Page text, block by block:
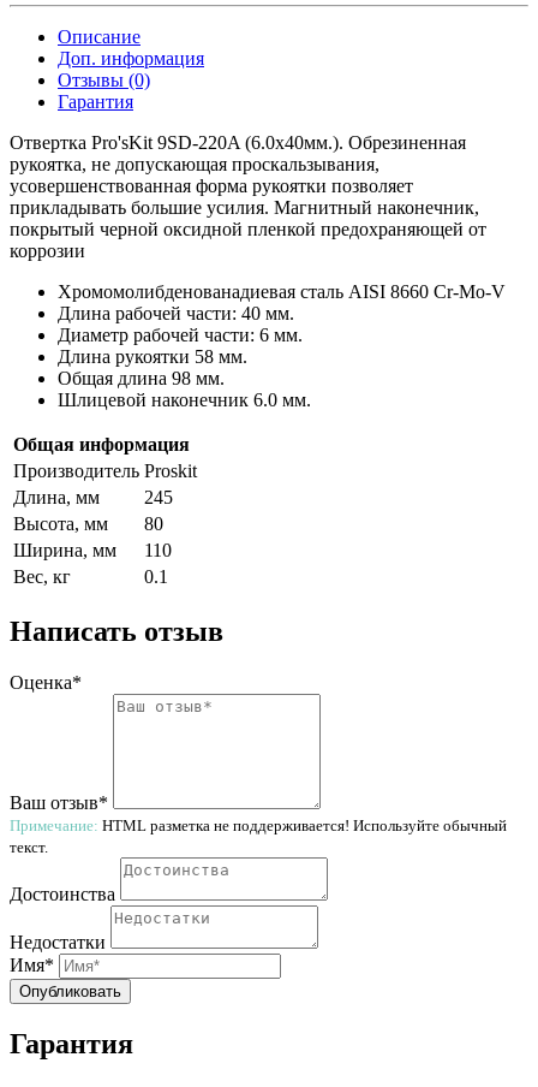
Описание
Доп. информация
Отзывы (0)
Гарантия
Отвертка Pro'sKit 9SD-220A (6.0x40мм.). Обрезиненная
рукоятка, не допускающая проскальзывания,
усовершенствованная форма рукоятки позволяет
прикладывать большие усилия. Магнитный наконечник,
покрытый черной оксидной пленкой предохраняющей от
коррозии
Хромомолибденованадиевая сталь AISI 8660 Cr-Mo-V
Длина рабочей части: 40 мм.
Диаметр рабочей части: 6 мм.
Длина рукоятки 58 мм.
Общая длина 98 мм.
Шлицевой наконечник 6.0 мм.
Общая информация
Производитель Proskit
Длина, мм
245
Высота, мм
80
Ширина, мм
110
Вес, кг
0.1
Написать отзыв
Оценка*
Ваш отзыв*
Примечание: HTML разметка не поддерживается! Используйте обычный
текст.
Достоинства
Недостатки
Имя*
Опубликовать
Гарантия